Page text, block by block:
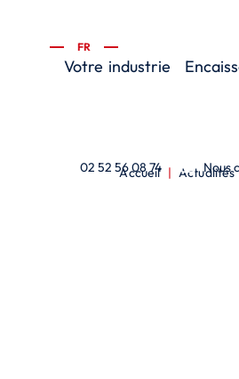
FR
02 52 56 08 74 Nous
Votre industrie
Accueil | Actualités